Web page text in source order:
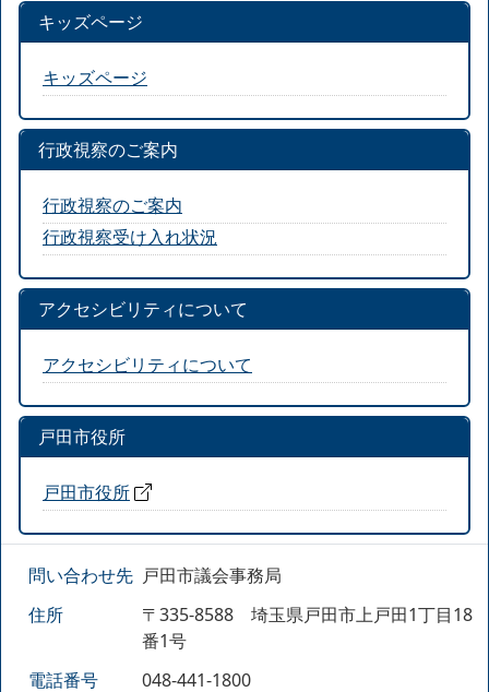
キッズページ
キッズページ
行政視察のご案内
行政視察のご案内
行政視察受け入れ状況
アクセシビリティについて
アクセシビリティについて
戸田市役所
戸田市役所
問い合わせ先 戸田市議会事務局
住所
〒335-8588 埼玉県戸田市上戸田1丁目18
番1号
電話番号
048-441-1800